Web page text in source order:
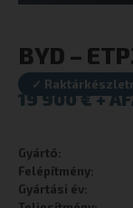
BYD –
✓
19 900€
Gyártó:
Felépítmény:
Gyártási év: